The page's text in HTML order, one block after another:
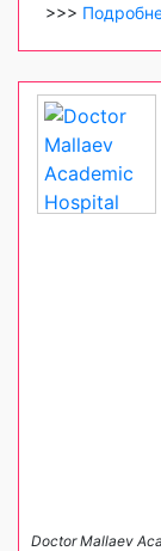
>>>
Doctor Mallaev